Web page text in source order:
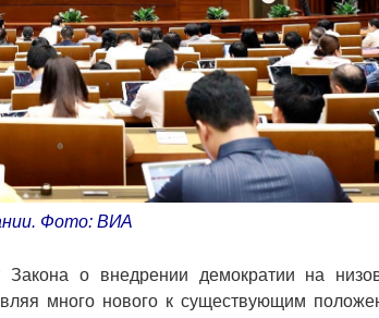
Фото: ВИА
Закона о внедрении демократии на
много нового к существующим